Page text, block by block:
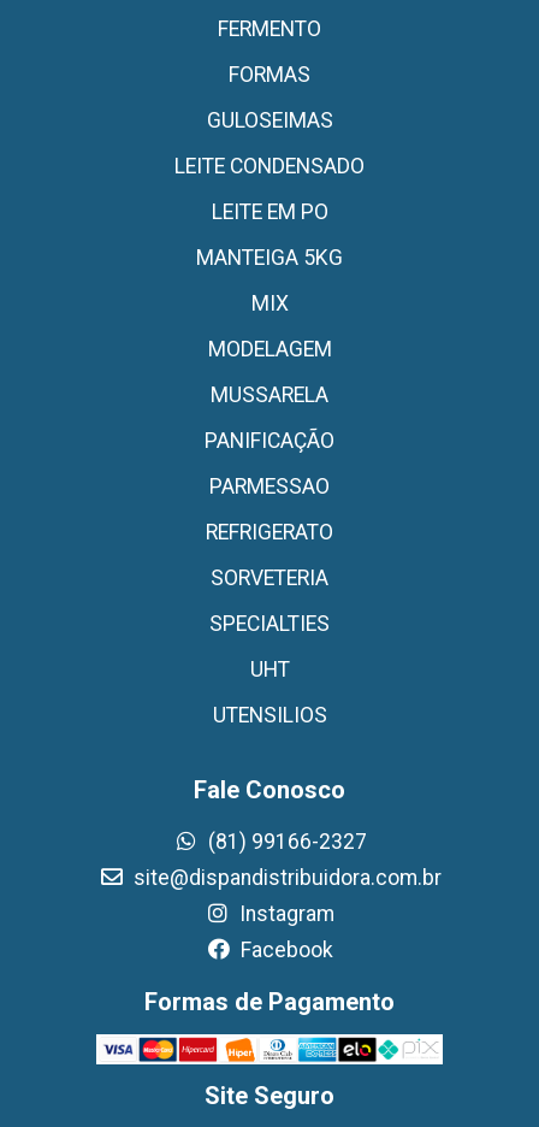
FERMENTO
FORMAS
GULOSEIMAS
LEITE CONDENSADO
LEITE EM PO
MANTEIGA 5KG
MIX
MODELAGEM
MUSSARELA
PANIFICAÇÃO
PARMESSAO
REFRIGERATO
SORVETERIA
SPECIALTIES
UHT
UTENSILIOS
Fale Conosco
(81) 99166-2327
site@dispandistribuidora.com.br
Instagram
Facebook
Formas de Pagamento
Site Seguro